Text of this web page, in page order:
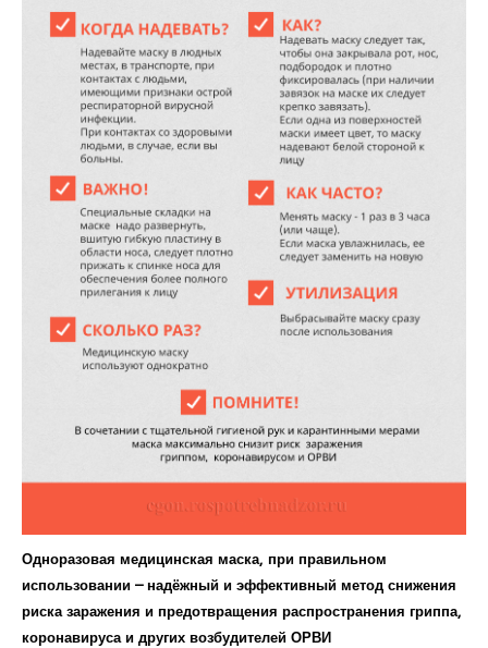
Одноразовая медицинская маска, при правильном
использовании – надёжный и эффективный метод снижения
риска заражения и предотвращения распространения гриппа,
коронавируса и других возбудителей ОРВИ